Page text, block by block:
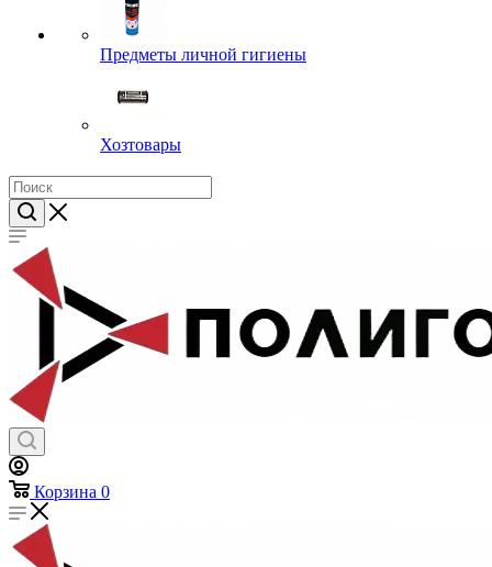
Предметы личной гигиены
Хозтовары
Корзина 0